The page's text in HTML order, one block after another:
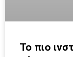
Το πιο